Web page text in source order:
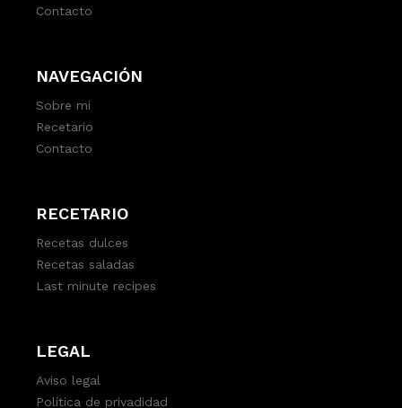
Contacto
NAVEGACIÓN
Sobre mi
Recetario
Contacto
RECETARIO
Recetas dulces
Recetas saladas
Last minute recipes
LEGAL
Aviso legal
Política de privadidad